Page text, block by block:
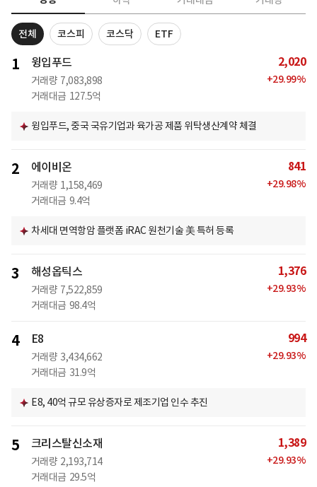
전체 코스피 코스닥 ETF
1 윙입푸드
거래량 7,083,898
거래대금 127.5억
2,020
+29.99%
윙입푸드, 중국 국유기업과 육가공 제품 위탁생산계약 체결
2 에이비온
거래량 1,158,469
거래대금 9.4억
841
+29.98%
차세대 면역항암 플랫폼 iRAC 원천기술 美 특허 등록
3 해성옵틱스
거래량 7,522,859
거래대금 98.4억
1,376
+29.93%
4 E8
거래량 3,434,662
거래대금 31.9억
994
+29.93%
E8, 40억 규모 유상증자로 제조기업 인수 추진
5 크리스탈신소재
거래량 2,193,714
거래대금 29.5억
1,389
+29.93%